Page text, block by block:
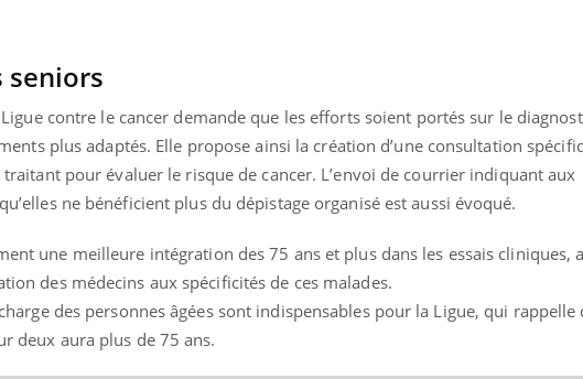
seniors
contre le cancer demande que les efforts soient portés sur le
plus adaptés. Elle propose ainsi la création d’une consultation
pour évaluer le risque de cancer. L’envoi de courrier indiquant aux
ne bénéficient plus du dépistage organisé est aussi évoqué.
une meilleure intégration des 75 ans et plus dans les essais cliniques,
des médecins aux spécificités de ces malades.
des personnes âgées sont indispensables pour la Ligue, qui rappelle
deux aura plus de 75 ans.